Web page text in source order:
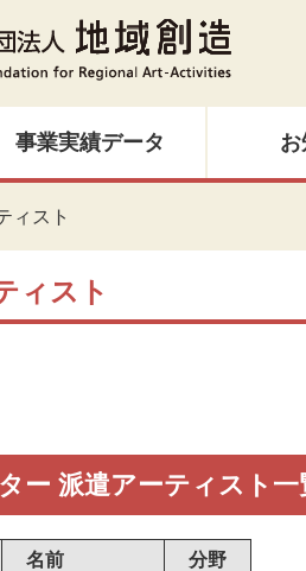
事業実績データ
ィスト
ィスト
ー 派遣アーティスト一
名前
分野